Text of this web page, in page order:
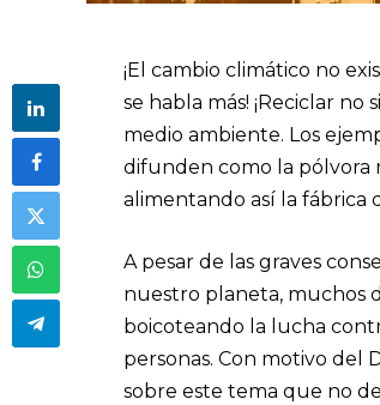
¡El cambio climático no
se habla más! ¡Reciclar
medio ambiente. Los
difunden como la pólvora
alimentando así la fábrica
A pesar de las graves
nuestro planeta, muchos
boicoteando la lucha
personas. Con motivo del
sobre este tema que no